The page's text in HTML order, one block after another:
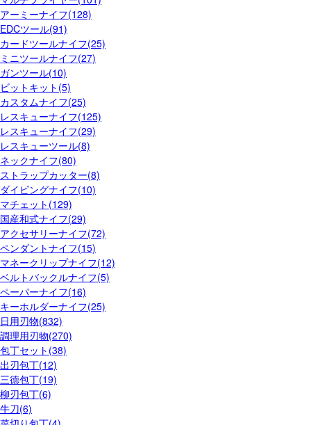
アーミーナイフ(128)
EDCツール(91)
カードツールナイフ(25)
ミニツールナイフ(27)
ガンツール(10)
ビットキット(5)
カスタムナイフ(25)
レスキューナイフ(125)
レスキューナイフ(29)
レスキューツール(8)
ネックナイフ(80)
ストラップカッター(8)
ダイビングナイフ(10)
マチェット(129)
国産和式ナイフ(29)
アクセサリーナイフ(72)
ペンダントナイフ(15)
マネークリップナイフ(12)
ベルトバックルナイフ(5)
ペーパーナイフ(16)
キーホルダーナイフ(25)
日用刃物(832)
調理用刃物(270)
包丁セット(38)
出刃包丁(12)
三徳包丁(19)
柳刃包丁(6)
牛刀(6)